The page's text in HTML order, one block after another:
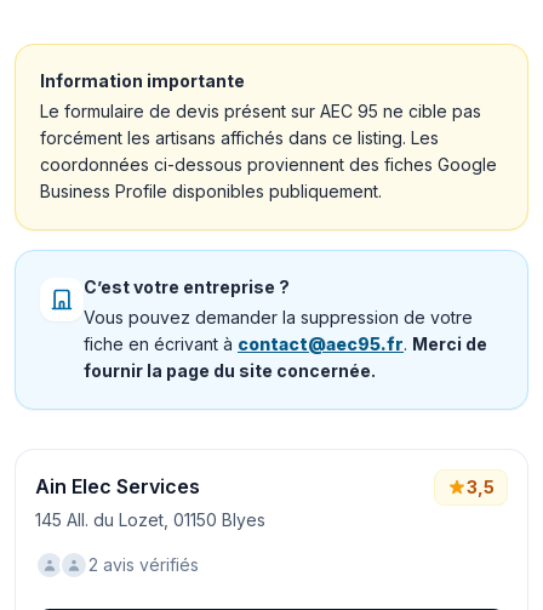
Information importante
Le formulaire de devis présent sur AEC 95 ne cible pas
forcément les artisans affichés dans ce listing. Les
coordonnées ci-dessous proviennent des fiches Google
Business Profile disponibles publiquement.
C’est votre entreprise ?
Vous pouvez demander la suppression de votre
fiche en écrivant à contact@aec95.fr. Merci de
fournir la page du site concernée.
Ain Elec Services
145 All. du Lozet, 01150 Blyes
3,5
2 avis vérifiés